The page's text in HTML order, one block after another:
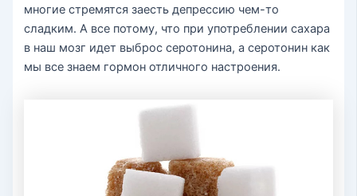
многие стремятся заесть депрессию чем-то
сладким. А все потому, что при употреблении сахара
в наш мозг идет выброс серотонина, а серотонин как
мы все знаем гормон отличного настроения.